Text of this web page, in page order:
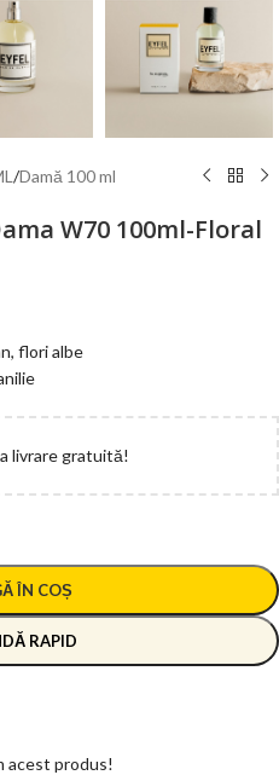
/Damă 100 ml
W70 100ml-Floral
flori albe
livrare gratuită!
ÎN COȘ
RAPID
acest produs!